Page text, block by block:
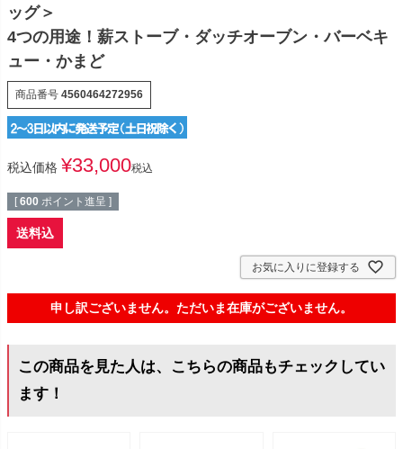
ッグ＞
4つの用途！薪ストーブ・ダッチオーブン・バーベキ
ュー・かまど
商品番号 4560464272956
税込価格 ¥33,000税込
[ 600 ポイント進呈 ]
送料込
お気に入りに登録する
申し訳ございません。ただいま在庫がございません。
この商品を見た人は、こちらの商品もチェックしてい
ます！